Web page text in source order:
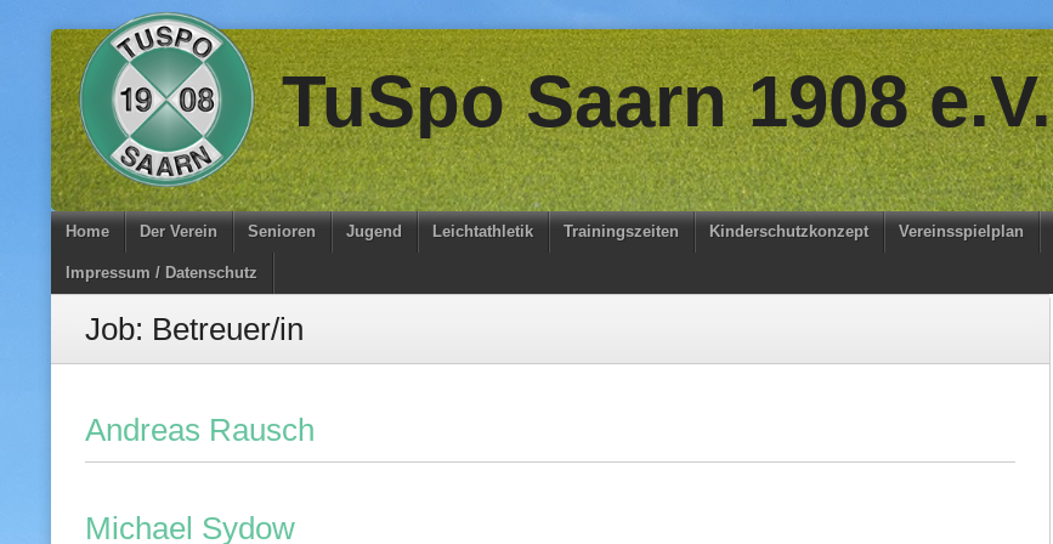
Skip
to
content
TuSpo Saarn 1908 e.V.
Home Der Verein Senioren Jugend Leichtathletik Trainingszeiten Kinderschutzkonzept Vereinsspielplan
Impressum / Datenschutz
Job: Betreuer/in
Andreas Rausch
Michael Sydow